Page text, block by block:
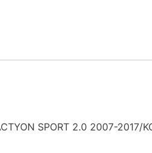
SPORT 2.0 2007-